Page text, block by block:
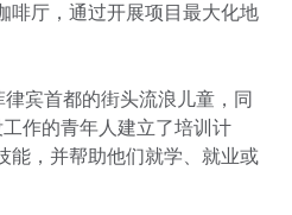
啡厅，通过开展项目最大化地
宾首都的街头流浪儿童，同
作的青年人建立了培训计
能，并帮助他们就学、就业或